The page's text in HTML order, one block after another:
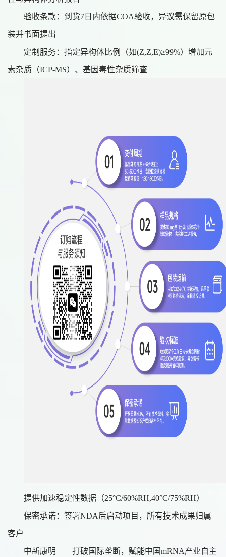
验收条款：到货7日内依据COA验收，异议需保留原包
装并书面提出
定制服务： 指定异构体比例（如(Z,Z,E)≥99%） 增加元
素杂质（ICP-MS）、基因毒性杂质筛查
提供加速稳定性数据（25°C/60%RH,40°C/75%RH）
保密承诺：签署NDA后启动项目，所有技术成果归属
客户
中新康明——打破国际垄断，赋能中国mRNA产业自主